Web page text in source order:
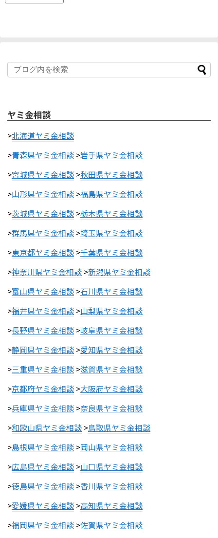
ヤミ金相談
>北海道ヤミ金相談
>青森県ヤミ金相談 >岩手県ヤミ金相談
>宮城県ヤミ金相談 >秋田県ヤミ金相談
>山形県ヤミ金相談 >福島県ヤミ金相談
>茨城県ヤミ金相談 >栃木県ヤミ金相談
>群馬県ヤミ金相談 >埼玉県ヤミ金相談
>東京都ヤミ金相談 >千葉県ヤミ金相談
>神奈川県ヤミ金相談 >新潟県ヤミ金相談
>富山県ヤミ金相談 >石川県ヤミ金相談
>福井県ヤミ金相談 >山梨県ヤミ金相談
>長野県ヤミ金相談 >岐阜県ヤミ金相談
>静岡県ヤミ金相談 >愛知県ヤミ金相談
>三重県ヤミ金相談 >滋賀県ヤミ金相談
>京都府ヤミ金相談 >大阪府ヤミ金相談
>兵庫県ヤミ金相談 >奈良県ヤミ金相談
>和歌山県ヤミ金相談 >鳥取県ヤミ金相談
>島根県ヤミ金相談 >岡山県ヤミ金相談
>広島県ヤミ金相談 >山口県ヤミ金相談
>徳島県ヤミ金相談 >香川県ヤミ金相談
>愛媛県ヤミ金相談 >高知県ヤミ金相談
>福岡県ヤミ金相談 >佐賀県ヤミ金相談